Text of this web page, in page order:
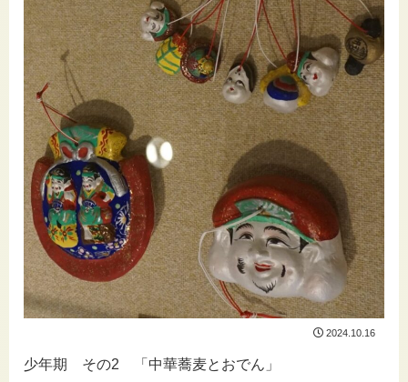
2024.10.16
少年期 その2 「中華蕎麦とおでん」